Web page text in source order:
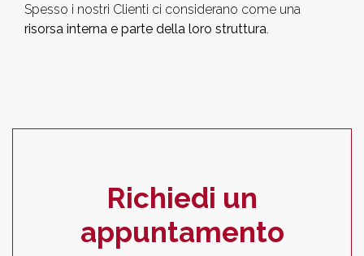
Spesso i nostri Clienti ci considerano come una
risorsa interna e parte della loro struttura.
Richiedi un
appuntamento